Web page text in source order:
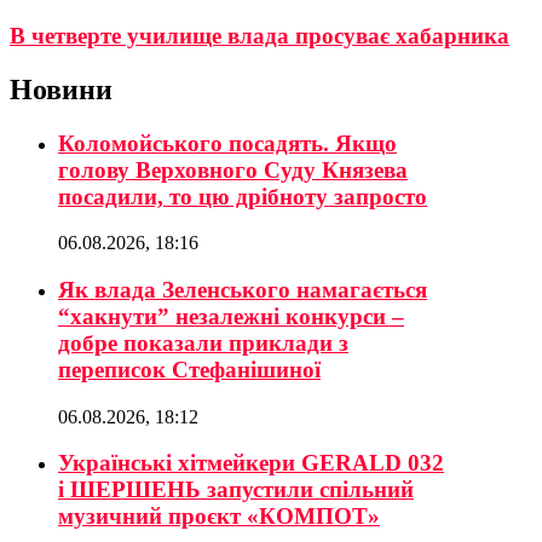
В четверте училище влада просуває хабарника
Новини
Коломойського посадять. Якщо
голову Верховного Суду Князева
посадили, то цю дрібноту запросто
06.08.2026, 18:16
Як влада Зеленського намагається
“хакнути” незалежні конкурси –
добре показали приклади з
переписок Стефанішиної
06.08.2026, 18:12
Українські хітмейкери GERALD 032
і ШЕРШЕНЬ запустили спільний
музичний проєкт «КОМПОТ»